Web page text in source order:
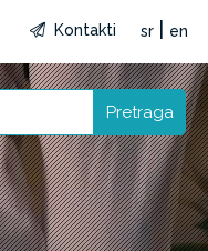
Kontakti sr en
Pretraga